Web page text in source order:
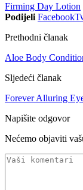
Firming Day Lotion
Podijeli Facebook
Prethodni članak
Aloe Body
Sljedeći članak
Forever Alluring
Napišite odgovor
Nećemo objaviti